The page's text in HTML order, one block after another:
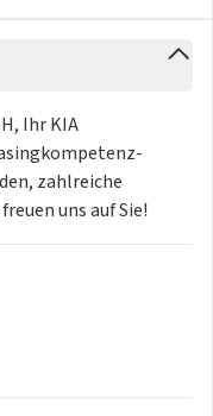
Ihr KIA
zahlreiche
uns auf Sie!